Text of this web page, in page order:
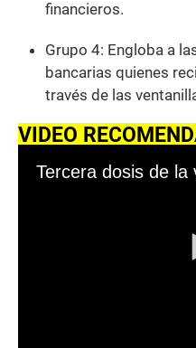
financieros.
Grupo 4: Engloba a
bancarias quienes
través de las
VIDEO